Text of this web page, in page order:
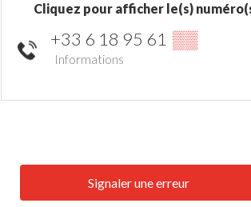
Cliquez pour afficher le(s)
+33 6 18 95 61 ▒▒
Informations
Signaler une erreur